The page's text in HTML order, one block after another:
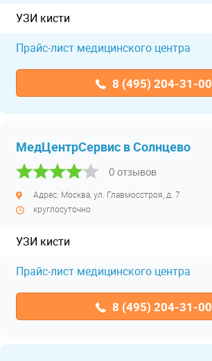
УЗИ кисти
Прайс-лист медицинского центра
8 (495) 204-31-00
МедЦентрСервис в Солнцево
0 отзывов
Адрес: Москва, ул. Главмосстроя, д. 7
круглосуточно
УЗИ кисти
Прайс-лист медицинского центра
8 (495) 204-31-00